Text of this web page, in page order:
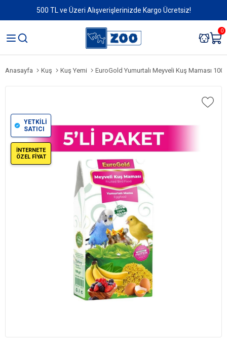
500 TL ve Üzeri Alışverişlerinizde Kargo Ücretsiz!
0
Anasayfa Kuş Kuş Yemi EuroGold Yumurtalı Meyveli Kuş Maması 100
YETKİLİ
SATICI
İNTERNETE
ÖZEL FİYAT